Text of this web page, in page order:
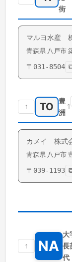
街
マルヨ水産
青森県 八戸市
〒 031-8504
↑ TO
豊
洲
1
カメイ 株式
青森県 八戸市
〒 039-1193
↑ NA
大
長
代